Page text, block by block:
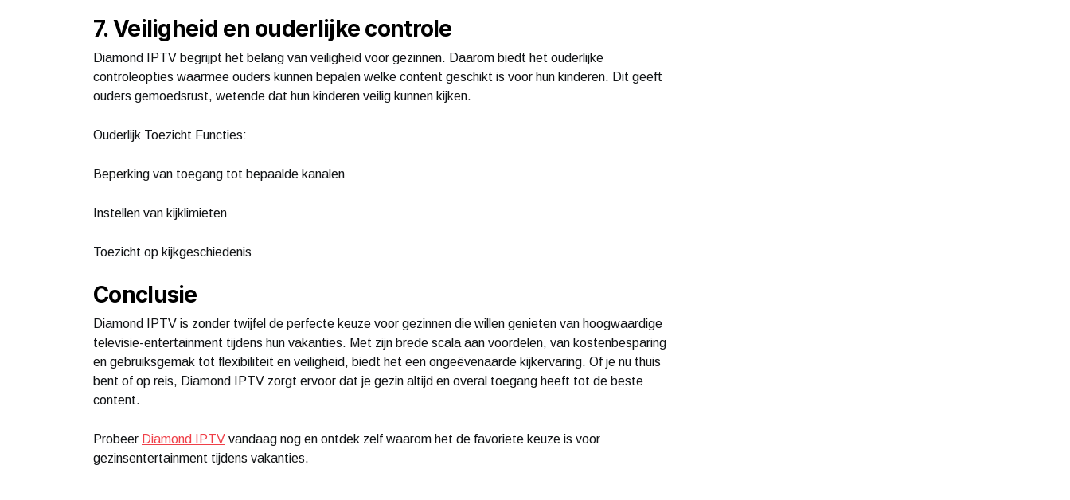
7. Veiligheid en ouderlijke controle
Diamond IPTV begrijpt het belang van veiligheid voor gezinnen. Daarom biedt het ouderlijke
controleopties waarmee ouders kunnen bepalen welke content geschikt is voor hun kinderen. Dit geeft
ouders gemoedsrust, wetende dat hun kinderen veilig kunnen kijken.
Ouderlijk Toezicht Functies:
Beperking van toegang tot bepaalde kanalen
Instellen van kijklimieten
Toezicht op kijkgeschiedenis
Conclusie
Diamond IPTV is zonder twijfel de perfecte keuze voor gezinnen die willen genieten van hoogwaardige
televisie-entertainment tijdens hun vakanties. Met zijn brede scala aan voordelen, van kostenbesparing
en gebruiksgemak tot flexibiliteit en veiligheid, biedt het een ongeëvenaarde kijkervaring. Of je nu thuis
bent of op reis, Diamond IPTV zorgt ervoor dat je gezin altijd en overal toegang heeft tot de beste
content.
Probeer Diamond IPTV vandaag nog en ontdek zelf waarom het de favoriete keuze is voor
gezinsentertainment tijdens vakanties.